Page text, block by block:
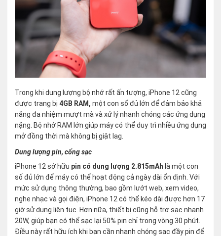
Trong khi dung lượng bộ nhớ rất ấn tượng, iPhone 12 cũng
được trang bị 4GB RAM, một con số đủ lớn để đảm bảo khả
năng đa nhiệm mượt mà và xử lý nhanh chóng các ứng dụng
nặng. Bộ nhớ RAM lớn giúp máy có thể duy trì nhiều ứng dụng
mở đồng thời mà không bị giật lag.
Dung lượng pin, cổng sạc
iPhone 12 sở hữu pin có dung lượng 2.815mAh là một con
số đủ lớn để máy có thể hoạt động cả ngày dài ổn định. Với
mức sử dụng thông thường, bao gồm lướt web, xem video,
nghe nhạc và gọi điện, iPhone 12 có thể kéo dài được hơn 17
giờ sử dụng liên tục. Hơn nữa, thiết bị cũng hỗ trợ sạc nhanh
20W, giúp bạn có thể sạc lại 50% pin chỉ trong vòng 30 phút.
Điều này rất hữu ích khi bạn cần nhanh chóng sạc đầy pin để